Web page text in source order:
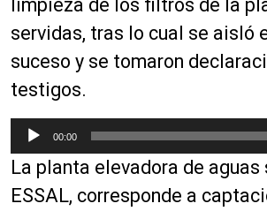
o
r
d
e
a
u
i
o
limpieza de los filtros de la
servidas, tras lo cual se aisló
suceso y se tomaron
testigos.
e
p
r
00:00
La planta elevadora de aguas
ESSAL, corresponde a